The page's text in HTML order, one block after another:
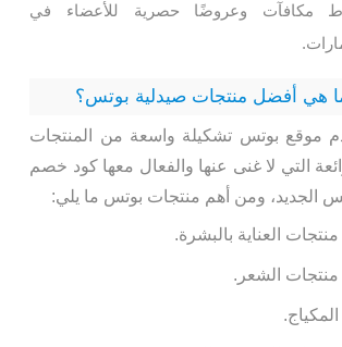
مكافآت وعروضًا حصرية للأعضاء في
هي أفضل منتجات صيدلية بوتس؟
موقع بوتس تشكيلة واسعة من المنتجات
التي لا غنى عنها والفعال معها كود خصم
الجديد، ومن أهم منتجات بوتس ما يلي:
منتجات العناية بالبشرة.
منتجات الشعر.
المكياج.